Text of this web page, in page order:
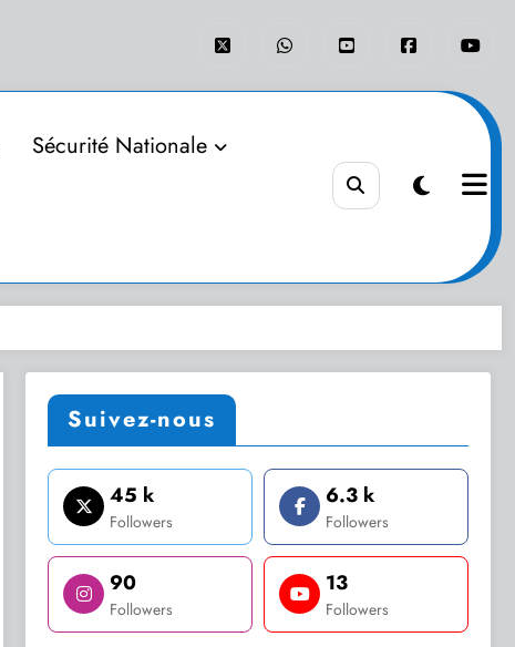
Sécurité Nationale
Suivez-nous
45 k
Followers
6.3 k
Followers
90
Followers
13
Followers